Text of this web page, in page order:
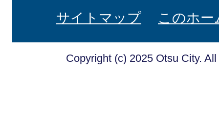
サイトマップ このホ
Copyright (c) 2025 Otsu City.